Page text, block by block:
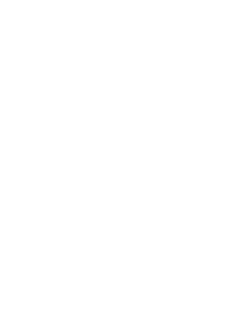
der
langjährige